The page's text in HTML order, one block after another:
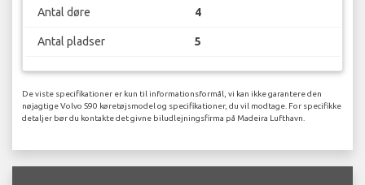
Antal døre 4
Antal pladser 5
De viste specifikationer er kun til informationsformål, vi kan ikke garantere den
nøjagtige Volvo S90 køretøjsmodel og specifikationer, du vil modtage. For specifikke
detaljer bør du kontakte det givne biludlejningsfirma på Madeira Lufthavn.